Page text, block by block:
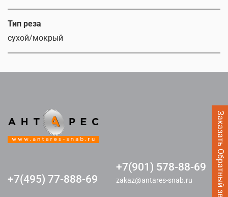
Заказать Обратный звонок
Тип реза
сухой/мокрый
+7(495) 77-888-69
+7(901) 578-88-69
zakaz@antares-snab.ru